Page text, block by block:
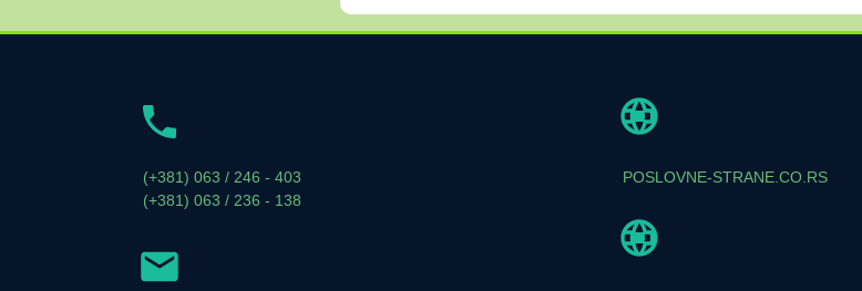
(+381) 063 / 246 - 403
(+381) 063 / 236 - 138
POSLOVNE-STRANE.CO.RS